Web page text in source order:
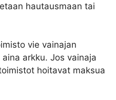
hautausmaan tai
vie vainajan
arkku. Jos vainaja
hoitavat maksua